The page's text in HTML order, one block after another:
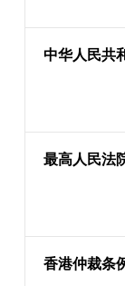
中华人民共
最高人民法
香港仲裁条